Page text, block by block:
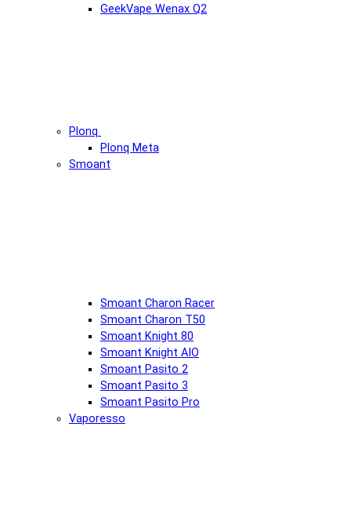
GeekVape Wenax Q2
Plonq
Plonq Meta
Smoant
Smoant Charon Racer
Smoant Charon T50
Smoant Knight 80
Smoant Knight AIO
Smoant Pasito 2
Smoant Pasito 3
Smoant Pasito Pro
Vaporesso